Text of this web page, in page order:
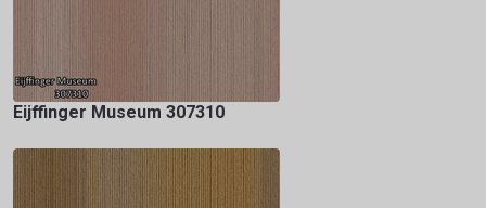
Eijffinger Museum 307310